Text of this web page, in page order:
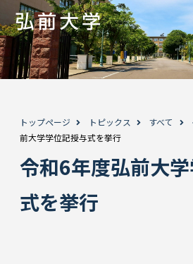
トップページ トピックス すべて
前大学学位記授与式を挙行
令和6年度弘前大
式を挙行